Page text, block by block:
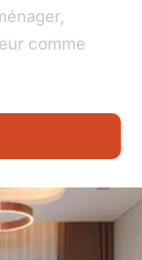
comme